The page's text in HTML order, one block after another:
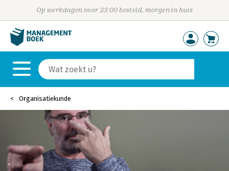
Op werkdagen voor 23:00 besteld, morgen in huis
Organisatiekunde